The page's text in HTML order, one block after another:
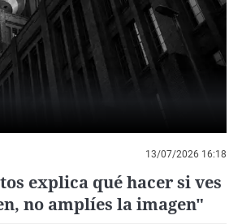
13/07/2026 16:18
explica qué hacer si ves
no amplíes la imagen"